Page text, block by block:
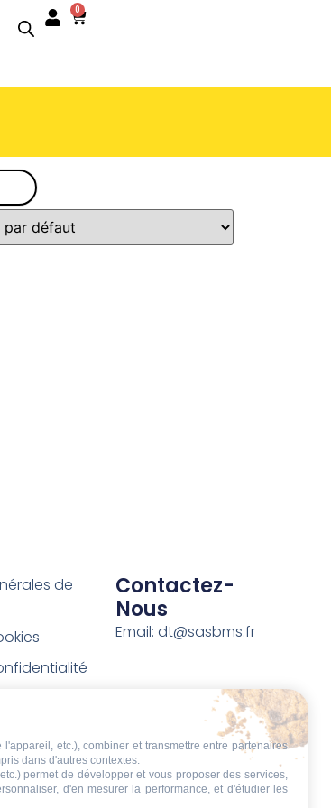
0
de
Contactez-
Nous
Email: dt@sasbms.fr
etc.), combiner et transmettre entre partenaires
dans d'autres contextes.
permet de développer et vous proposer des services,
d'en mesurer la performance, et d'étudier les